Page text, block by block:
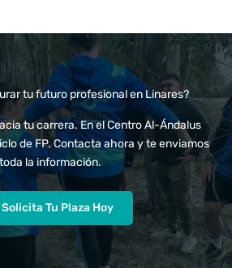
tu futuro profesional en Linares?
tu carrera. En el Centro Al-Ándalus
de FP. Contacta ahora y te enviamos
toda la información.
Solicita Tu Plaza Hoy